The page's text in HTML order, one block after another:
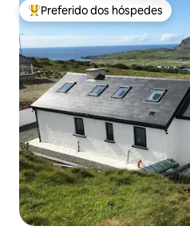
Entre os melhores preferidos
Preferido dos hóspedes